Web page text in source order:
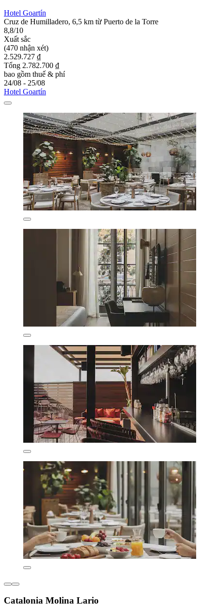
Hotel Goartín
Cruz de Humilladero, 6,5 km từ Puerto de la Torre
8,8/10
Xuất sắc
(470 nhận xét)
2.529.727 ₫
Tổng 2.782.700 ₫
bao gồm thuế & phí
24/08 - 25/08
Hotel Goartín
Catalonia Molina Lario